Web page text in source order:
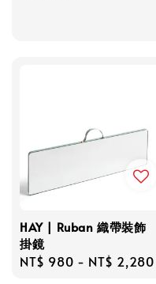
HAY | Ruban 織帶裝飾
掛鏡
Regular
NT$ 980 - NT$ 2,280